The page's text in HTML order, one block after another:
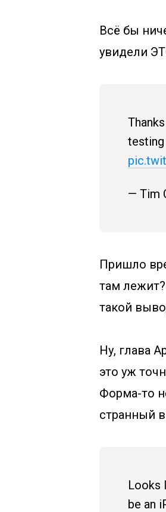
Всё бы
увидели
testing
— Tim
Пришло
там
такой
Ну, глава
это уж
Форма-то
странный
Looks
be an